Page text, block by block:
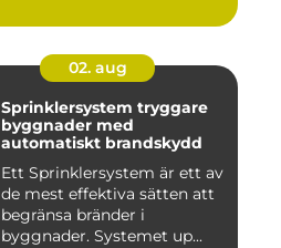
02. aug
Sprinklersystem tryggare
byggnader med
automatiskt brandskydd
Ett Sprinklersystem är ett av
de mest effektiva sätten att
begränsa bränder i
byggnader. Systemet up...